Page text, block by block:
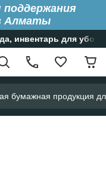
Алматы
инвентарь для
бумажная продукция